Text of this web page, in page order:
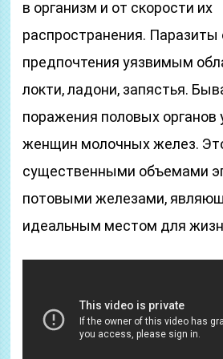
в организм и от скорости их
распространения.
предпочтения уязвимым
локти, ладони, запястья.
поражения половых органов
женщин молочных желез.
существенными объемами
потовыми железами,
идеальным местом для